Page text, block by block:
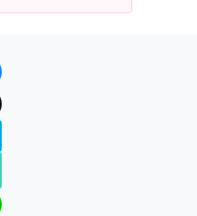
シェアする
ポストする
LINEで送る